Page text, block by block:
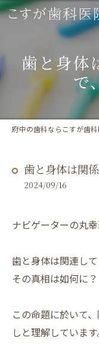
歯と身体
で
府中の歯科ならこすが歯科
歯と身体は関
2024/09/16
ナビゲーターの丸幸
歯と身体は関連し
その真相は如何に？
この命題に於いて
しと理解しています